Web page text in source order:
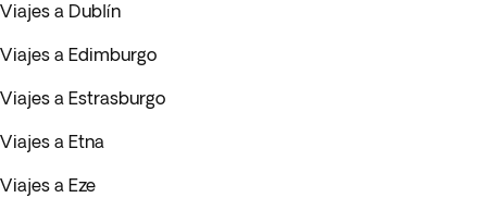
Viajes a Dublín
Viajes a Edimburgo
Viajes a Estrasburgo
Viajes a Etna
Viajes a Eze